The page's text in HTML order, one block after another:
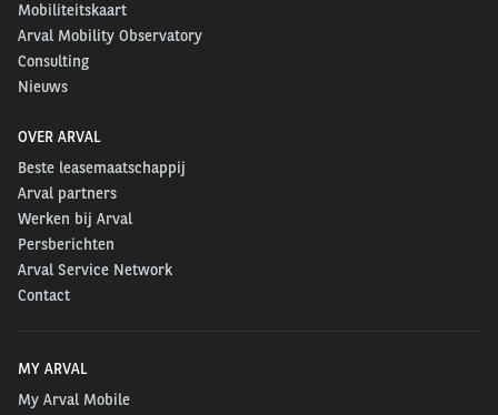
Mobiliteitskaart
Arval Mobility Observatory
Consulting
Nieuws
OVER ARVAL
Beste leasemaatschappij
Arval partners
Werken bij Arval
Persberichten
Arval Service Network
Contact
MY ARVAL
My Arval Mobile